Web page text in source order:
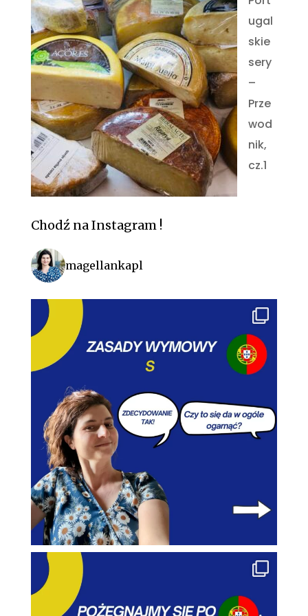
ugal
skie
sery
–
Prze
wod
nik,
cz.1
Chodź na Instagram !
magellankapl